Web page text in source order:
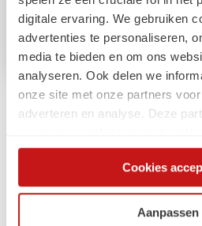
digitale ervaring. We gebruiken
advertenties te personaliseren,
media te bieden en om ons
analyseren. Ook delen we
onze site met onze partners
adverteren en analyse. Deze
heeft verstrekt of die ze hebben
uw gebruik van hun services.
onze website kunt u uw
Cookies
Aanpassen
Arbeidsmarkt
Wie Gen Z niet begrijpt, wordt